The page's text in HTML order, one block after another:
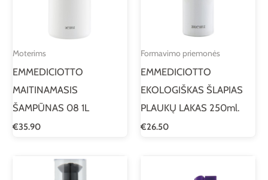
Moterims
EMMEDICIOTTO
MAITINAMASIS
ŠAMPŪNAS 08 1L
€35.90
Formavimo priemonės
EMMEDICIOTTO
EKOLOGIŠKAS ŠLAPIAS
PLAUKŲ LAKAS 250ml.
€26.50